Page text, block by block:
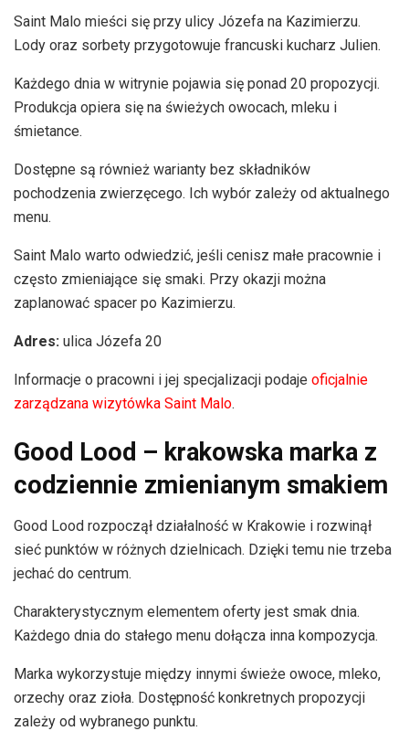
Saint Malo mieści się przy ulicy Józefa na Kazimierzu.
Lody oraz sorbety przygotowuje francuski kucharz Julien.
Każdego dnia w witrynie pojawia się ponad 20 propozycji.
Produkcja opiera się na świeżych owocach, mleku i
śmietance.
Dostępne są również warianty bez składników
pochodzenia zwierzęcego. Ich wybór zależy od aktualnego
menu.
Saint Malo warto odwiedzić, jeśli cenisz małe pracownie i
często zmieniające się smaki. Przy okazji można
zaplanować spacer po Kazimierzu.
Adres: ulica Józefa 20
Informacje o pracowni i jej specjalizacji podaje oficjalnie
zarządzana wizytówka Saint Malo.
Good Lood – krakowska marka z
codziennie zmienianym smakiem
Good Lood rozpoczął działalność w Krakowie i rozwinął
sieć punktów w różnych dzielnicach. Dzięki temu nie trzeba
jechać do centrum.
Charakterystycznym elementem oferty jest smak dnia.
Każdego dnia do stałego menu dołącza inna kompozycja.
Marka wykorzystuje między innymi świeże owoce, mleko,
orzechy oraz zioła. Dostępność konkretnych propozycji
zależy od wybranego punktu.